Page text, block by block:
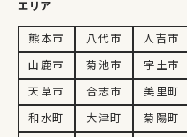
エリア
熊本市 八代市 人吉市
山鹿市
菊池市 宇土市
天草市
合志市 美里町
和水町
大津町 菊陽町